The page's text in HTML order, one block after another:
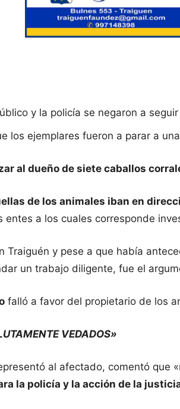
y la policía se negaron a
los ejemplares fueron a parar a
al dueño de siete caballos
de los animales iban en
a los cuales corresponde
Traiguén y pese a que había
un trabajo diligente, fue el
falló a favor del propietario de los
VEDADOS»
al afectado, comentó que
la policía y la acción de la